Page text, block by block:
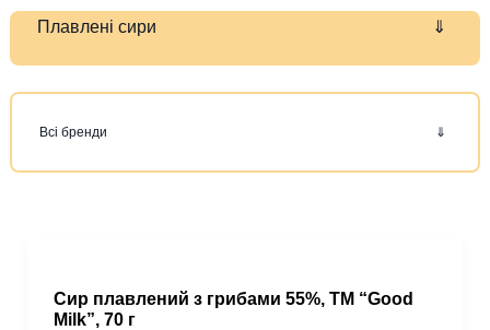
Плавлені сири
Всі бренди
Сир плавлений з грибами 55%, ТМ “Good
Milk”, 70 г